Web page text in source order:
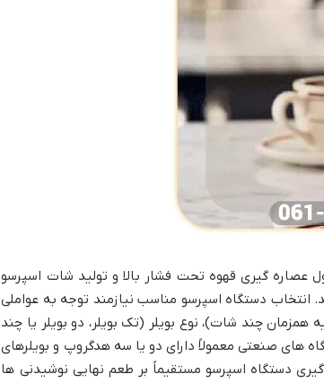
گیری قهوه تحت فشار بالا و تولید شات اسپرسو
انتخاب دستگاه اسپرسو مناسب نیازمند توجه به عواملی
چند شات)، نوع بویلر (تک بویلر، دو بویلر یا چند
های صنعتی معمولاً دارای دو یا سه هدگروپ و بویلرهای
دستگاه اسپرسو مستقیماً بر طعم نهایی نوشیدنی ها